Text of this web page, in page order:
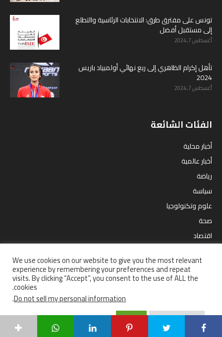
تونس على مفترق طرق: الانتخابات الرئاسية والتطلع
إلى مستقبل أفضل
أغسطس 7, 2024
تأهل إكرام الظاهري إلى ربع نهائي أولمبياد باريس
2024
أغسطس 7, 2024
الفئات الشائعة
أخبار محلية
أخبار عالمية
رياضة
سياسة
علوم وتكنولوجيا
صحة
اقتصاد
ترفيه
إستفتاءات أخبار محلية سياسة
علوم وتكنولوجيا
من نحن ؟
سياسة الخصوصية
جميع الحقوق محفوظة | © 2021
We use cookies on our website to give you the most relevant
experience by remembering your preferences and repeat
visits. By clicking “Accept”, you consent to the use of ALL the
cookies.
Do not sell my personal information
.
Cookie Settings
Accept